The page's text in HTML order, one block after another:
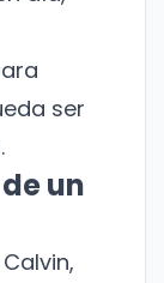
ser
un